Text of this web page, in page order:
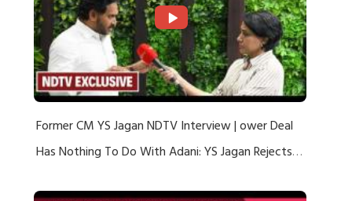
Former CM YS Jagan NDTV Interview | ower Deal
Has Nothing To Do With Adani: YS Jagan Rejects